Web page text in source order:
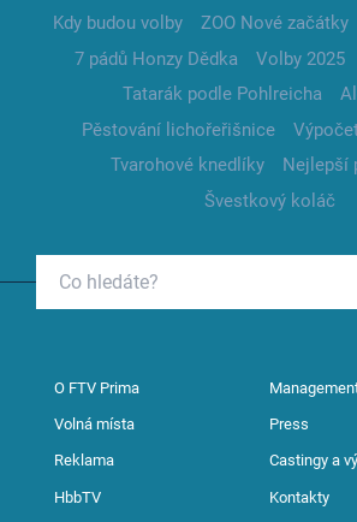
Kdy budou volby
ZOO Nové začátky
7 pádů Honzy Dědka
Volby 2025
Tatarák podle Pohlreicha
Pěstování lichořeřišnice
Tvarohové knedlíky
Nejlepší
Švestkový koláč
O FTV Prima
Volná místa Press
Reklama Castingy a
HbbTV Kontakty